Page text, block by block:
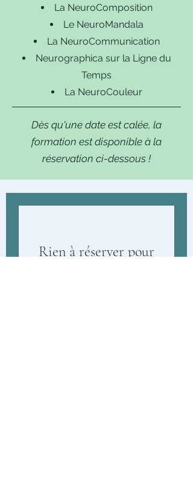
La NeuroComposition
Le NeuroMandala
La NeuroCommunication
Neurographica sur la Ligne du
Temps
La NeuroCouleur
Dès qu'une date est calée, la
formation est disponible à la
réservation ci-dessous !​
Rien à réserver pour